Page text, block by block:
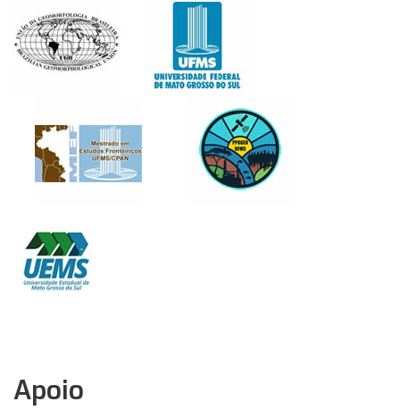
Apoio